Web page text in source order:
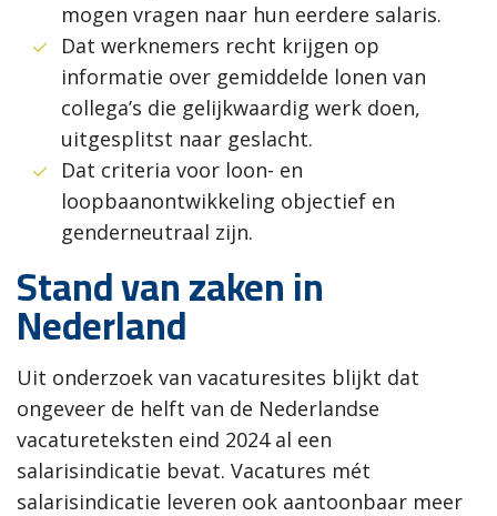
mogen vragen naar hun eerdere salaris.
Dat werknemers recht krijgen op
informatie over gemiddelde lonen van
collega’s die gelijkwaardig werk doen,
uitgesplitst naar geslacht.
Dat criteria voor loon- en
loopbaanontwikkeling objectief en
genderneutraal zijn.
Stand van zaken in
Nederland
Uit onderzoek van vacaturesites blijkt dat
ongeveer de helft van de Nederlandse
vacatureteksten eind 2024 al een
salarisindicatie bevat. Vacatures mét
salarisindicatie leveren ook aantoonbaar meer